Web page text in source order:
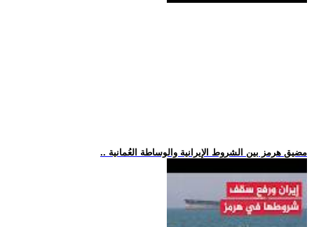
.. مضيق هرمز بين الشروط الإيرانية والوساطة العُمانية